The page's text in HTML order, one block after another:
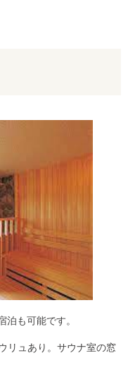
も可能です。
リュ あり。サウナ室の窓